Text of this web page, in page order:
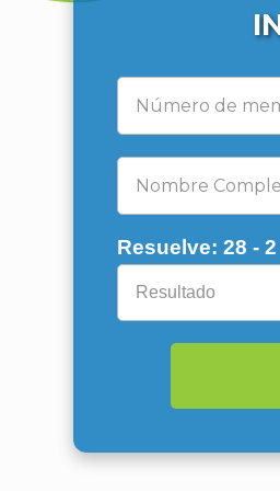
Resuelve: 28 - 2